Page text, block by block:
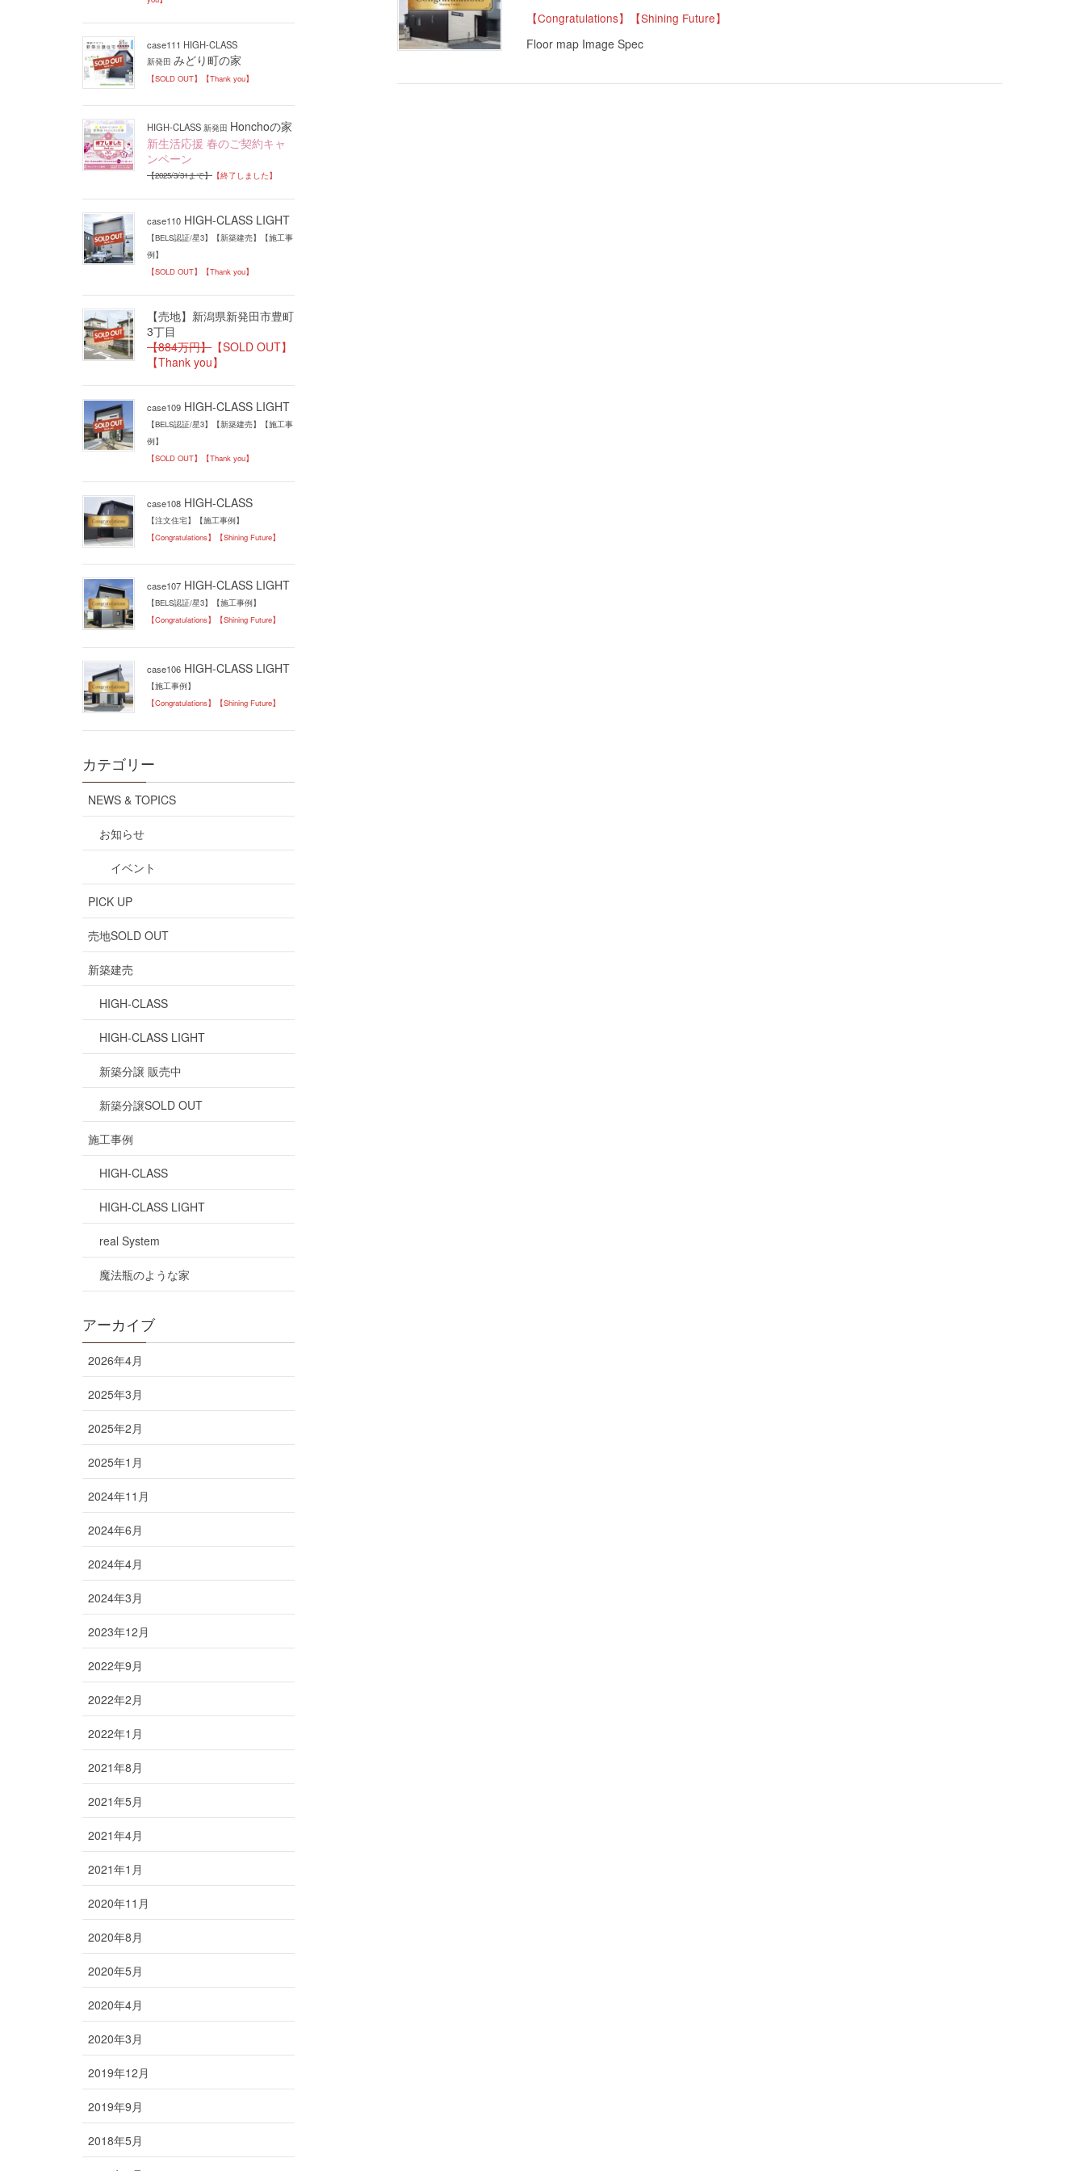
【Congratulations】【Shining Future】
Floor map Image Spec
case111 HIGH-CLASS
新発田 みどり町の家
【SOLD OUT】【Thank you】
HIGH-CLASS 新発田 Honchoの家
新生活応援 春のご契約キャ
ンペーン
【2025/3/31まで】 【終了しました】
case110 HIGH-CLASS LIGHT
【BELS認証/星3】【新築建売】【施工事
例】
【SOLD OUT】【Thank you】
【売地】新潟県新発田市豊町
3丁目
【884万円】 【SOLD OUT】
【Thank you】
case109 HIGH-CLASS LIGHT
【BELS認証/星3】【新築建売】【施工事
例】
【SOLD OUT】【Thank you】
case108 HIGH-CLASS
【注文住宅】【施工事例】
【Congratulations】【Shining Future】
case107 HIGH-CLASS LIGHT
【BELS認証/星3】【施工事例】
【Congratulations】【Shining Future】
case106 HIGH-CLASS LIGHT
【施工事例】
【Congratulations】【Shining Future】
カテゴリー
NEWS & TOPICS
お知らせ
イベント
PICK UP
売地SOLD OUT
新築建売
HIGH-CLASS
HIGH-CLASS LIGHT
新築分譲 販売中
新築分譲SOLD OUT
施工事例
HIGH-CLASS
HIGH-CLASS LIGHT
real System
魔法瓶のような家
アーカイブ
2026年4月
2025年3月
2025年2月
2025年1月
2024年11月
2024年6月
2024年4月
2024年3月
2023年12月
2022年9月
2022年2月
2022年1月
2021年8月
2021年5月
2021年4月
2021年1月
2020年11月
2020年8月
2020年5月
2020年4月
2020年3月
2019年12月
2019年9月
2018年5月